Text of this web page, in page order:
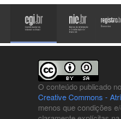
O conteúdo publicado
Creative Commons -
menos que condições